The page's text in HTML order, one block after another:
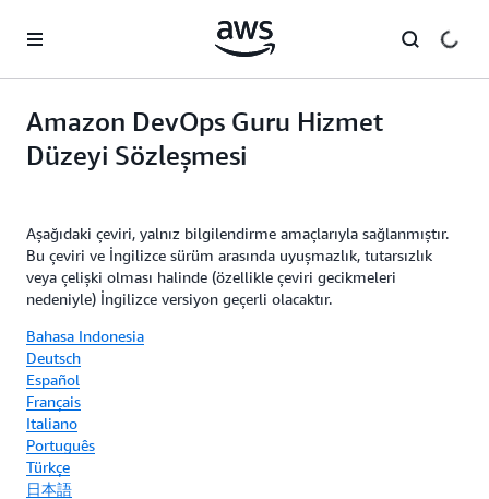
Amazon DevOps Guru Hizmet
Düzeyi Sözleşmesi
Aşağıdaki çeviri, yalnız bilgilendirme amaçlarıyla sağlanmıştır.
Bu çeviri ve İngilizce sürüm arasında uyuşmazlık, tutarsızlık
veya çelişki olması halinde (özellikle çeviri gecikmeleri
nedeniyle) İngilizce versiyon geçerli olacaktır.
Bahasa Indonesia
Deutsch
Español
Français
Italiano
Português
Türkçe
日本語